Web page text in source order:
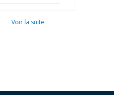
Voir la suite